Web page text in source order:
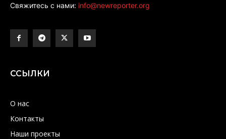
Свяжитесь с нами: info@newreporter.org
ССЫЛКИ
О нас
Контакты
Наши проекты